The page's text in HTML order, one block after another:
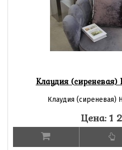
Клаудия (сиреневая)
Клаудия (сиреневая)
Цена: 1